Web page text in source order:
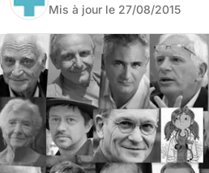
Mis à jour le 27/08/2015